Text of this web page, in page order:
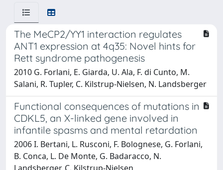
The MeCP2/YY1 interaction regulates
ANT1 expression at 4q35: Novel hints for
Rett syndrome pathogenesis
2010 G. Forlani, E. Giarda, U. Ala, F. di Cunto, M.
Salani, R. Tupler, C. Kilstrup-Nielsen, N. Landsberger
Functional consequences of mutations in
CDKL5, an X-linked gene involved in
infantile spasms and mental retardation
2006 I. Bertani, L. Rusconi, F. Bolognese, G. Forlani,
B. Conca, L. De Monte, G. Badaracco, N.